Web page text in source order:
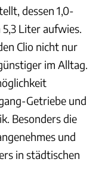
dessen 1,0-
Liter aufwies.
Clio nicht nur
im Alltag.
Getriebe und
Besonders die
und
in städtischen